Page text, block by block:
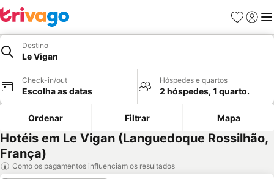
Favoritos
Iniciar
Destino
Le Vigan
Check-in/out
Escolha as datas
Hóspedes e quartos
2 hóspedes, 1 quarto.
Ordenar Filtrar Mapa
Hotéis em Le Vigan (Languedoque Rossilhão,
França)
Como os pagamentos influenciam os resultados